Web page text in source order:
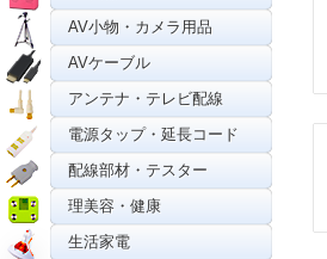
AV小物・カメラ用品
AVケーブル
アンテナ・テレビ配線
電源タップ・延長コード
配線部材・テスター
理美容・健康
生活家電